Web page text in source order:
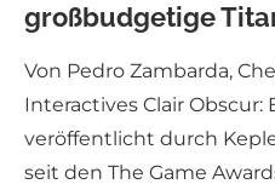
großbudgetige
Von Pedro Zambarda,
Interactives Clair Obscur:
veröffentlicht durch
seit den The Game